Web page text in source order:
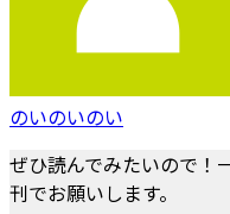
のいのいのい
ぜひ読んでみたいので！
刊でお願いします。